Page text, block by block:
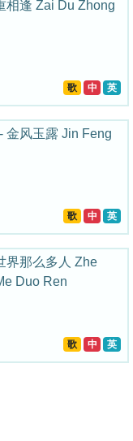
相逢 Zai Du Zhong
歌 中 英
金风玉露 Jin Feng
歌 中 英
界那么多人 Zhe
Duo Ren
歌 中 英